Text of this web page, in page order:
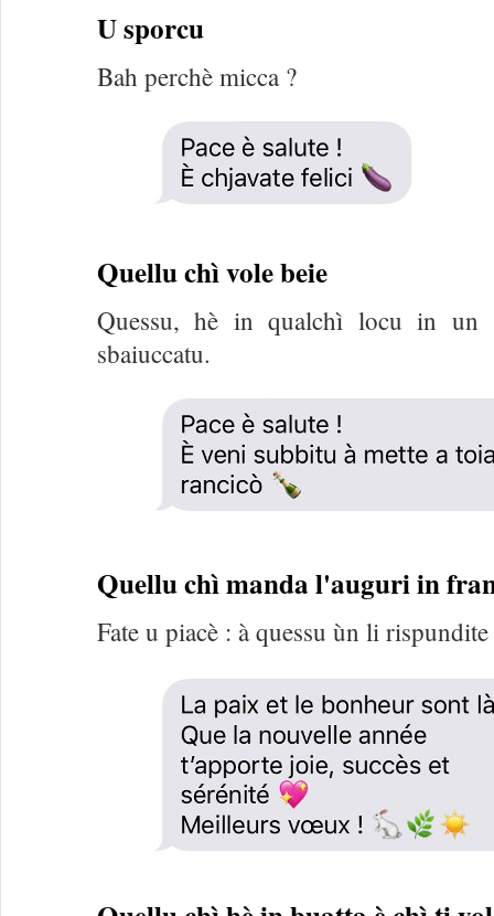
U sporcu
Bah perchè micca ?
Quellu chì vole beie
Quessu, hè in qualchì locu in un
sbaiuccatu.
Quellu chì manda l'auguri in
Fate u piacè : à quessu ùn li